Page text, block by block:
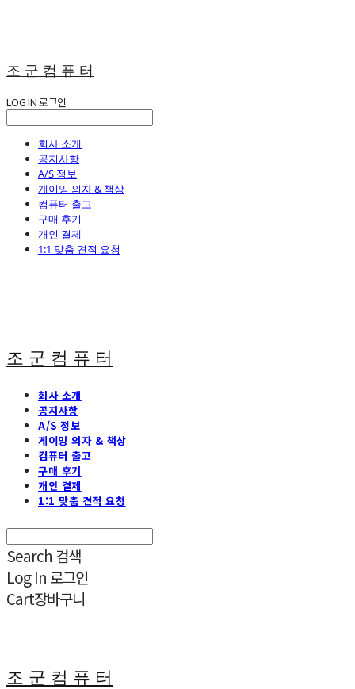
조 군 컴 퓨 터
LOG IN로그인
회사 소개
공지사항
A/S 정보
게이밍 의자 & 책상
컴퓨터 출고
구매 후기
개인 결제
1:1 맞춤 견적 요청
조 군 컴 퓨 터
회사 소개
공지사항
A/S 정보
게이밍 의자 & 책상
컴퓨터 출고
구매 후기
개인 결제
1:1 맞춤 견적 요청
Search 검색
Log In 로그인
Cart장바구니
조 군 컴 퓨 터